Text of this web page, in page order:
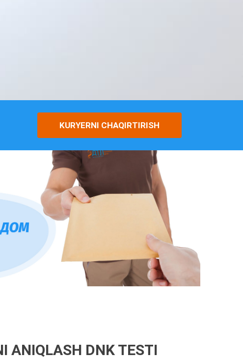
KURYERNI CHAQIRTIRISH
ANIQLASH DNK TESTI